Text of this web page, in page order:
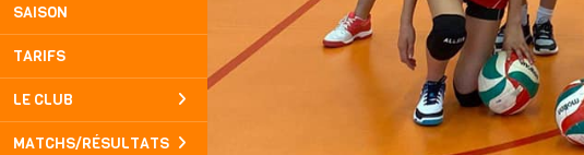
SAISON
TARIFS
LE CLUB
MATCHS/RÉSULTATS